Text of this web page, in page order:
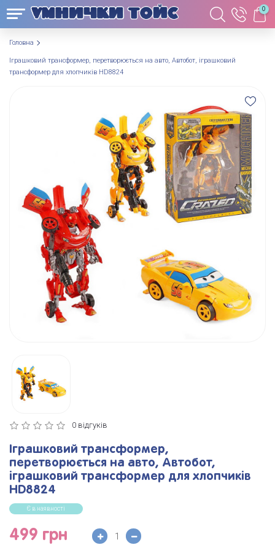
0
Головна
Іграшковий трансформер, перетворюється на авто, Автобот, іграшковий
трансформер для хлопчиків HD8824
0 відгуків
Іграшковий трансформер,
перетворюється на авто, Автобот,
іграшковий трансформер для хлопчиків
HD8824
Є в наявності
499 грн